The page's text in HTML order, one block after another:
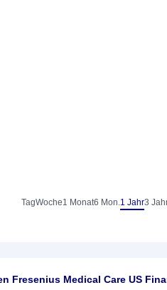
TagWoche1 Monat6 Mon.1 Jahr3
Fresenius Medical Care US